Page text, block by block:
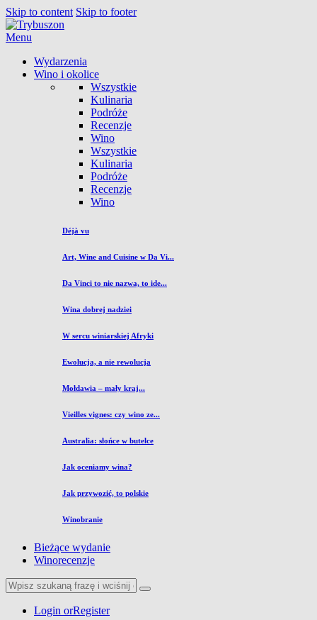
Skip to content Skip to footer
Menu
Wydarzenia
Wino i okolice
Wszystkie
Kulinaria
Podróże
Recenzje
Wino
Wszystkie
Kulinaria
Podróże
Recenzje
Wino
Déjà vu
Art, Wine and Cuisine w Da Vi...
Da Vinci to nie nazwa, to ide...
Wina dobrej nadziei
W sercu winiarskiej Afryki
Ewolucja, a nie rewolucja
Mołdawia – mały kraj...
Vieilles vignes: czy wino ze...
Australia: słońce w butelce
Jak oceniamy wina?
Jak przywozić, to polskie
Winobranie
Bieżące wydanie
Winorecenzje
Login orRegister